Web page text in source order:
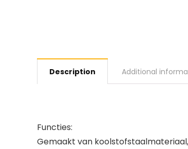
Description Additional
Functies:
Gemaakt van